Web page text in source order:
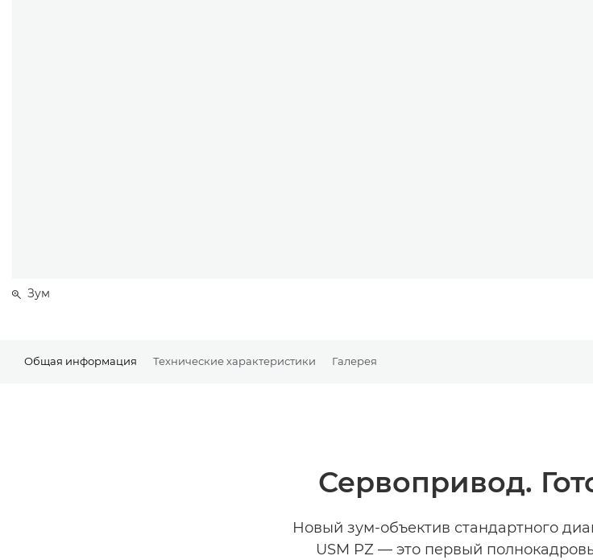
Зум
Общая информация Технические характеристики Галерея
Сервопривод.
Новый зум-объектив стандартного
USM PZ — это первый